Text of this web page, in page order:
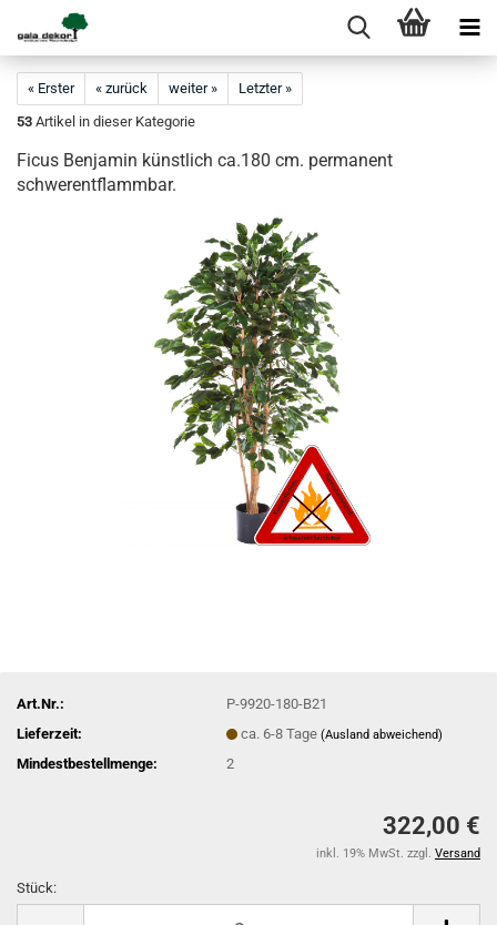
« Erster « zurück weiter »
Letzter »
53 Artikel in dieser Kategorie
Ficus Benjamin künstlich ca.180 cm. permanent
schwerentflammbar.
Art.Nr.:
P-9920-180-B21
Lieferzeit:
ca. 6-8 Tage(Ausland abweichend)
Mindestbestellmenge: 2
322,00 €
inkl. 19% MwSt. zzgl. Versand
Stück: